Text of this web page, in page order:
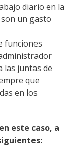
diario en la
un gasto
funciones
las juntas de
que
en los
este caso, a